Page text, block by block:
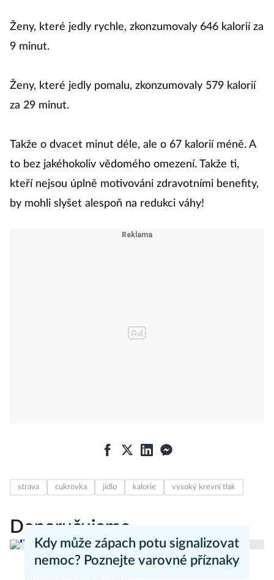
Ženy, které jedly rychle, zkonzumovaly 646 kalorií za
9 minut.
Ženy, které jedly pomalu, zkonzumovaly 579 kalorií
za 29 minut.
Takže o dvacet minut déle, ale o 67 kalorií méně. A
to bez jakéhokoliv vědomého omezení. Takže ti,
kteří nejsou úplně motivováni zdravotními benefity,
by mohli slyšet alespoň na redukci váhy!
strava cukrovka jídlo kalorie vysoký krevní tlak
Doporučujeme
Kdy může zápach potu signalizovat
nemoc? Poznejte varovné příznaky